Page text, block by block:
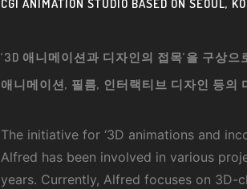
CGI ANIMATION STUDIO BASED ON SEOUL,
‘3D 애니메이션과 디자인의 접목’을 구상
애니메이션, 필름, 인터랙티브 디자인 등의
The initiative for ‘3D animations and
Alfred has been involved in various
years. Currently, Alfred focuses on 3D-